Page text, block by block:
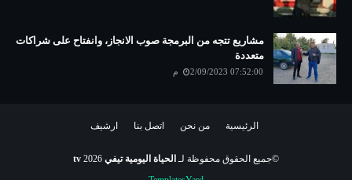
مشاريع تتجه من البرمجة صوب الانجاز، وانفتاح على شراكات
متعددة
2/09/2023 07:52:00 م
الرئيسية من نحن اتصل بنا ارشيف
©جميع الحقوق محفوظة لـ الحياة اليومية تيفي tv 2026